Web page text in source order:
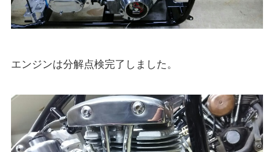
エンジンは分解点検完了しました。